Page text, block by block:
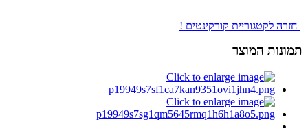
חזרה לקטגוריית קורקינטים !
תמונות המוצר